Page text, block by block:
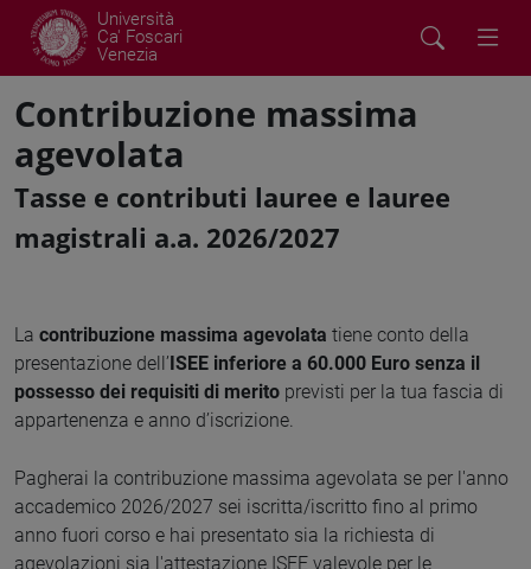
Università
Ca' Foscari
Venezia
Contribuzione massima
agevolata
Tasse e contributi lauree e lauree
magistrali a.a. 2026/2027
La contribuzione massima agevolata tiene conto della
presentazione dell’ISEE inferiore a 60.000 Euro senza il
possesso dei requisiti di merito previsti per la tua fascia di
appartenenza e anno d’iscrizione.
Pagherai la contribuzione massima agevolata se per l'anno
accademico 2026/2027 sei iscritta/iscritto fino al primo
anno fuori corso e hai presentato sia la richiesta di
agevolazioni sia l'attestazione ISEE valevole per le